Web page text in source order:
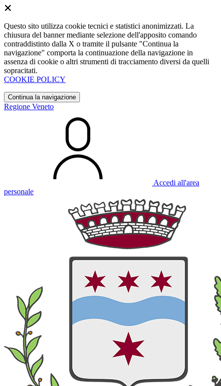
Questo sito utilizza cookie tecnici e statistici anonimizzati. La
chiusura del banner mediante selezione dell'apposito comando
contraddistinto dalla X o tramite il pulsante "Continua la
navigazione" comporta la continuazione della navigazione in
assenza di cookie o altri strumenti di tracciamento diversi da quelli
sopracitati.
COOKIE POLICY
Continua la navigazione
Regione Veneto
Accedi all'area
personale